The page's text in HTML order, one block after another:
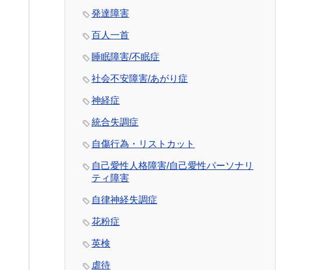
発達障害
百人一首
睡眠障害/不眠症
社会不安障害/あがり症
神経症
統合失調症
自傷行為・リストカット
自己愛性人格障害/自己愛性パーソナリ
ティ障害
自律神経失調症
花粉症
英検
虐待